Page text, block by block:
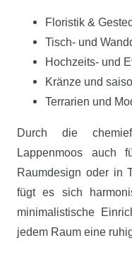
Floristik &
Tisch- und
Hochzeits- und
Kränze und
Terrarien und
Durch die
Lappenmoos auch
Raumdesign oder in
fügt es sich
minimalistische
jedem Raum eine